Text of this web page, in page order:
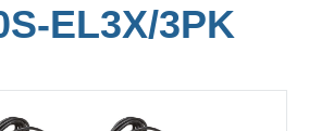
EL3X/3PK